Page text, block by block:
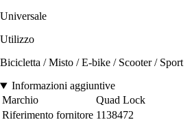
Universale
Utilizzo
Bicicletta / Misto / E-bike / Scooter / Sport
Informazioni aggiuntive
Marchio
Quad Lock
Riferimento fornitore 1138472